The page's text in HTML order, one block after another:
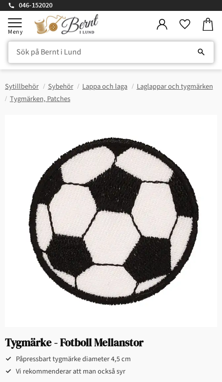
Meny
046-152020
Sytillbehör Sybehör Lappa och laga
Laglappar och tygmärken
Tygmärken, Patches
Tygmärke - Fotboll Mellanstor
Påpressbart tygmärke diameter 4,5 cm
Vi rekommenderar att man också syr